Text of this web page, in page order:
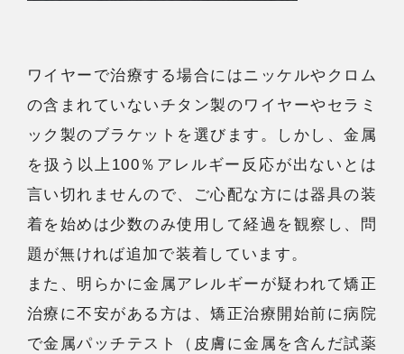
ワイヤーで治療する場合にはニッケルやクロム
の含まれていないチタン製のワイヤーやセラミ
ック製のブラケットを選びます。しかし、金属
を扱う以上100％アレルギー反応が出ないとは
言い切れませんので、ご心配な方には器具の装
着を始めは少数のみ使用して経過を観察し、問
題が無ければ追加で装着しています。
また、明らかに金属アレルギーが疑われて矯正
治療に不安がある方は、矯正治療開始前に病院
で金属パッチテスト（皮膚に金属を含んだ試薬